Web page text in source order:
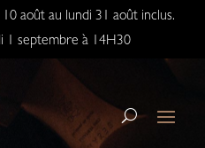
août au lundi 31 août inclus.
1 septembre à 14H30